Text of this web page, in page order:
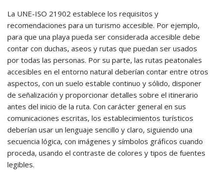
La UNE-ISO 21902 establece los requisitos y
recomendaciones para un turismo accesible. Por ejemplo,
para que una playa pueda ser considerada accesible debe
contar con duchas, aseos y rutas que puedan ser usados
por todas las personas. Por su parte, las rutas peatonales
accesibles en el entorno natural deberían contar entre otros
aspectos, con un suelo estable continuo y sólido, disponer
de señalización y proporcionar detalles sobre el itinerario
antes del inicio de la ruta. Con carácter general en sus
comunicaciones escritas, los establecimientos turísticos
deberían usar un lenguaje sencillo y claro, siguiendo una
secuencia lógica, con imágenes y símbolos gráficos cuando
proceda, usando el contraste de colores y tipos de fuentes
legibles.